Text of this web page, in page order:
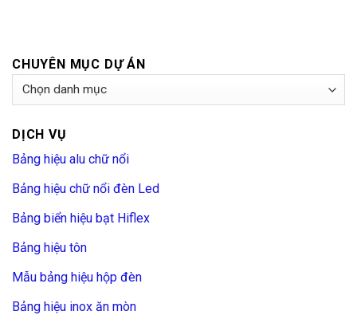
CHUYÊN MỤC DỰ ÁN
Chuyên
Án
DỊCH VỤ
Bảng hiệu alu chữ nổi
Bảng hiệu chữ nổi đèn Led
Bảng biển hiệu bạt Hiflex
Bảng hiệu tôn
Mẫu bảng hiệu hộp đèn
Bảng hiệu inox ăn mòn